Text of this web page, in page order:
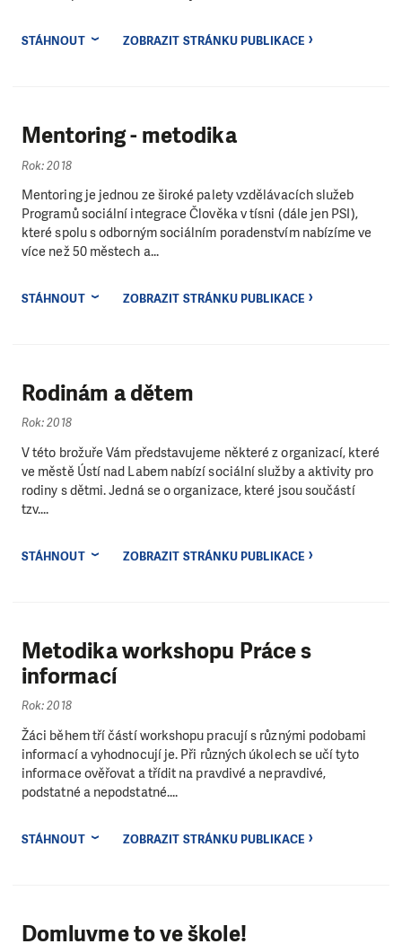
STÁHNOUT ZOBRAZIT STRÁNKU PUBLIKACE
Mentoring - metodika
Rok: 2018
Mentoring je jednou ze široké palety vzdělávacích služeb
Programů sociální integrace Člověka v tísni (dále jen PSI),
které spolu s odborným sociálním poradenstvím nabízíme ve
více než 50 městech a...
STÁHNOUT ZOBRAZIT STRÁNKU PUBLIKACE
Rodinám a dětem
Rok: 2018
V této brožuře Vám představujeme některé z organizací, které
ve městě Ústí nad Labem nabízí sociální služby a aktivity pro
rodiny s dětmi. Jedná se o organizace, které jsou součástí
tzv....
STÁHNOUT ZOBRAZIT STRÁNKU PUBLIKACE
Metodika workshopu Práce s
informací
Rok: 2018
Žáci během tří částí workshopu pracují s různými podobami
informací a vyhodnocují je. Při různých úkolech se učí tyto
informace ověřovat a třídit na pravdivé a nepravdivé,
podstatné a nepodstatné....
STÁHNOUT ZOBRAZIT STRÁNKU PUBLIKACE
Domluvme to ve škole!